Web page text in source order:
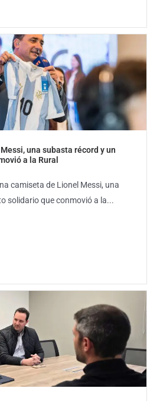
una subasta récord y un
a la Rural
camiseta de Lionel Messi, una
solidario que conmovió a la...